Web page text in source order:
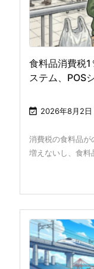
食料品消費税
ステム、POS
 2026年8月2日
消費税の食料品が
増えないし、食料